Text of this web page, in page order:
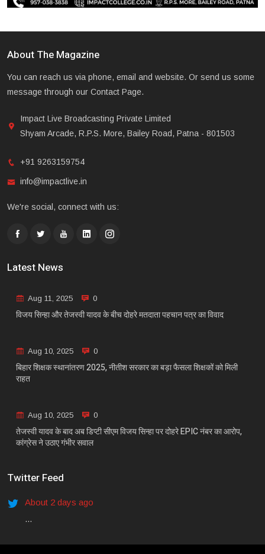
About The Magazine
You can reach us via phone, email and website. Or send us some
message through our Contact Page.
Impact Live Broadcasting Private Limited
Shyam Arcade, R.P.S. More, Bailey Road, Patna - 801503
+91 9263159754
info@impactlive.in
We're social, connect with us:
Latest News
Aug 11, 2025 0
विजय सिन्हा और तेजस्वी यादव के बीच दोहरे मतदाता पहचान पत्र का विवाद
Aug 10, 2025 0
बिहार शिक्षक स्थानांतरण 2025, नीतीश सरकार का बड़ा फैसला शिक्षकों को मिली
राहत
Aug 10, 2025 0
तेजस्वी यादव के बाद अब डिप्टी सीएम विजय सिन्हा पर दोहरे EPIC नंबर का आरोप,
कांग्रेस ने उठाए गंभीर सवाल
Twitter Feed
About 2 days ago
...